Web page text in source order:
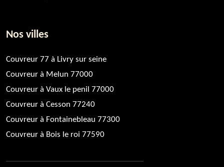
Nos villes
Couvreur 77 à Livry sur seine
Couvreur à Melun 77000
Couvreur à Vaux le penil 77000
Couvreur à Cesson 77240
Couvreur à Fontainebleau 77300
Couvreur à Bois le roi 77590